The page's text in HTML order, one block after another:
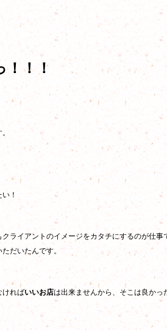
！！
！
ライアントのイメージをカタチにするのが仕
だいたんです。
ければいいお店は出来ませんから、そこは良かっ